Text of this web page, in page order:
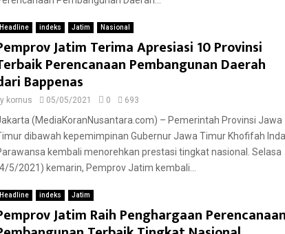
Headline indeks Jatim Nasional
Jatim Terima Apresiasi 10 Provinsi
Perencanaan Pembangunan Daerah
Bappenas
kornus 05/05/2021 0 693
(MediaKoranNusantara.com) – Pemerintah Provinsi Jawa
dibawah kepemimpinan Gubernur Jawa Timur Khofifah
kembali menorehkan prestasi tingkat nasional. Selasa
5/2021) kemarin, Pemprov Jatim kembali...
Headline indeks Jatim
Jatim Raih Penghargaan Perencanaan